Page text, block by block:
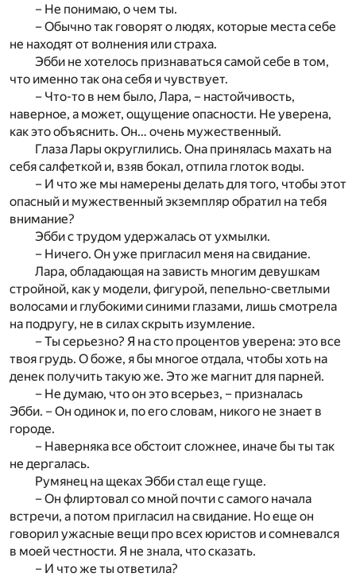
– Не понимаю, о чем ты.
– Обычно так говорят о людях, которые места себе
не находят от волнения или страха.
Эбби не хотелось признаваться самой себе в том,
что именно так она себя и чувствует.
– Что-то в нем было, Лара, – настойчивость,
наверное, а может, ощущение опасности. Не уверена,
как это объяснить. Он… очень мужественный.
Глаза Лары округлились. Она принялась махать на
себя салфеткой и, взяв бокал, отпила глоток воды.
– И что же мы намерены делать для того, чтобы этот
опасный и мужественный экземпляр обратил на тебя
внимание?
Эбби с трудом удержалась от ухмылки.
– Ничего. Он уже пригласил меня на свидание.
Лара, обладающая на зависть многим девушкам
стройной, как у модели, фигурой, пепельно-светлыми
волосами и глубокими синими глазами, лишь смотрела
на подругу, не в силах скрыть изумление.
– Ты серьезно? Я на сто процентов уверена: это все
твоя грудь. О боже, я бы многое отдала, чтобы хоть на
денек получить такую же. Это же магнит для парней.
– Не думаю, что он это всерьез, – призналась
Эбби. – Он одинок и, по его словам, никого не знает в
городе.
– Наверняка все обстоит сложнее, иначе бы ты так
не дергалась.
Румянец на щеках Эбби стал еще гуще.
– Он флиртовал со мной почти с самого начала
встречи, а потом пригласил на свидание. Но еще он
говорил ужасные вещи про всех юристов и сомневался
в моей честности. Я не знала, что сказать.
– И что же ты ответила?